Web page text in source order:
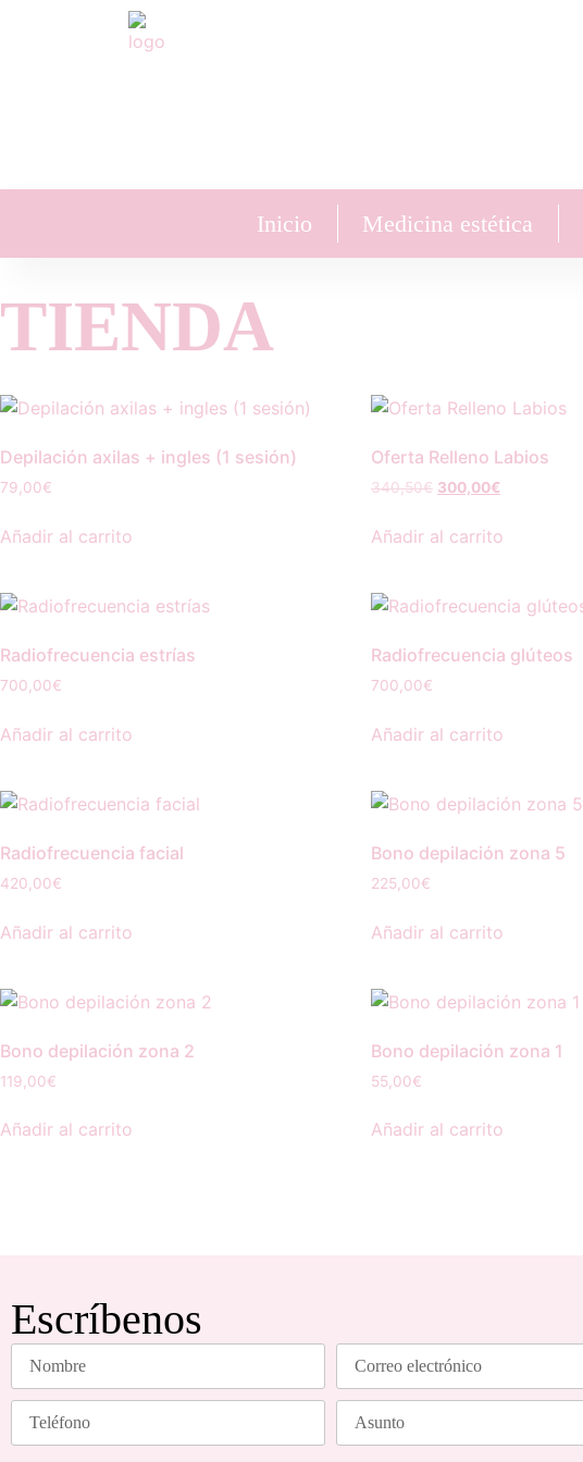
Inicio Medicina estética
TIENDA
Depilación axilas + ingles (1 sesión)
79,00€
Añadir al carrito
Oferta Relleno Labios
340,50€ 300,00€
Añadir al carrito
Radiofrecuencia estrías
700,00€
Añadir al carrito
Radiofrecuencia glúteos
700,00€
Añadir al carrito
Radiofrecuencia facial
420,00€
Añadir al carrito
Bono depilación zona 5
225,00€
Añadir al carrito
Bono depilación zona 2
119,00€
Añadir al carrito
Bono depilación zona 1
55,00€
Añadir al carrito
Escríbenos